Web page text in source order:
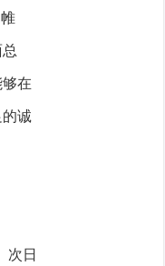
在
诚
次日